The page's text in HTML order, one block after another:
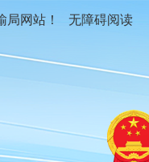
局网站！ 无障碍阅读